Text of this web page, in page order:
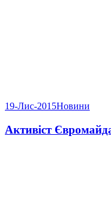
19-Лис-2015Новини
Активіст